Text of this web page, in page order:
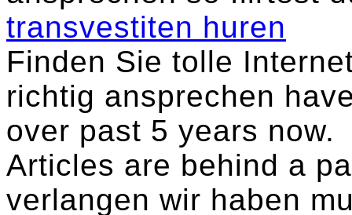
transvestiten huren
Finden Sie tolle
richtig ansprechen
over past 5 years now.
Articles are behind a
verlangen wir haben